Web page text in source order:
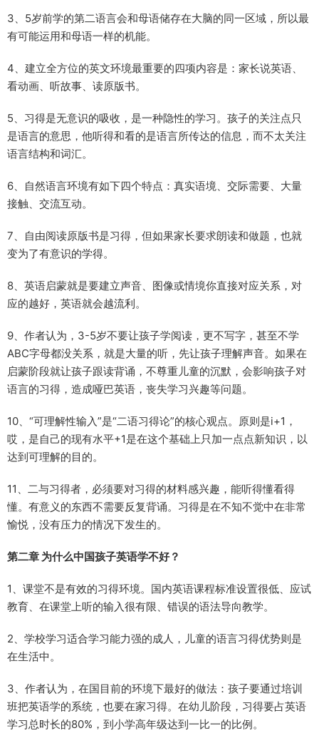
3、5岁前学的第二语言会和母语储存在大脑的同一区域，所以最
有可能运用和母语一样的机能。
4、建立全方位的英文环境最重要的四项内容是：家长说英语、
看动画、听故事、读原版书。
5、习得是无意识的吸收，是一种隐性的学习。孩子的关注点只
是语言的意思，他听得和看的是语言所传达的信息，而不太关注
语言结构和词汇。
6、自然语言环境有如下四个特点：真实语境、交际需要、大量
接触、交流互动。
7、自由阅读原版书是习得，但如果家长要求朗读和做题，也就
变为了有意识的学得。
8、英语启蒙就是要建立声音、图像或情境你直接对应关系，对
应的越好，英语就会越流利。
9、作者认为，3-5岁不要让孩子学阅读，更不写字，甚至不学
ABC字母都没关系，就是大量的听，先让孩子理解声音。如果在
启蒙阶段就让孩子跟读背诵，不尊重儿童的沉默，会影响孩子对
语言的习得，造成哑巴英语，丧失学习兴趣等问题。
10、“可理解性输入”是“二语习得论”的核心观点。原则是i+1，
哎，是自己的现有水平+1是在这个基础上只加一点点新知识，以
达到可理解的目的。
11、二与习得者，必须要对习得的材料感兴趣，能听得懂看得
懂。有意义的东西不需要反复背诵。习得是在不知不觉中在非常
愉悦，没有压力的情况下发生的。
第二章 为什么中国孩子英语学不好？
1、课堂不是有效的习得环境。国内英语课程标准设置很低、应试
教育、在课堂上听的输入很有限、错误的语法导向教学。
2、学校学习适合学习能力强的成人，儿童的语言习得优势则是
在生活中。
3、作者认为，在国目前的环境下最好的做法：孩子要通过培训
班把英语学的系统，也要在家习得。在幼儿阶段，习得要占英语
学习总时长的80%，到小学高年级达到一比一的比例。